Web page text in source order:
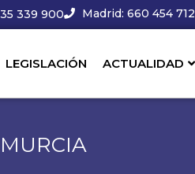
339 900 Madrid: 660 454 712
LEGISLACIÓN ACTUALIDAD